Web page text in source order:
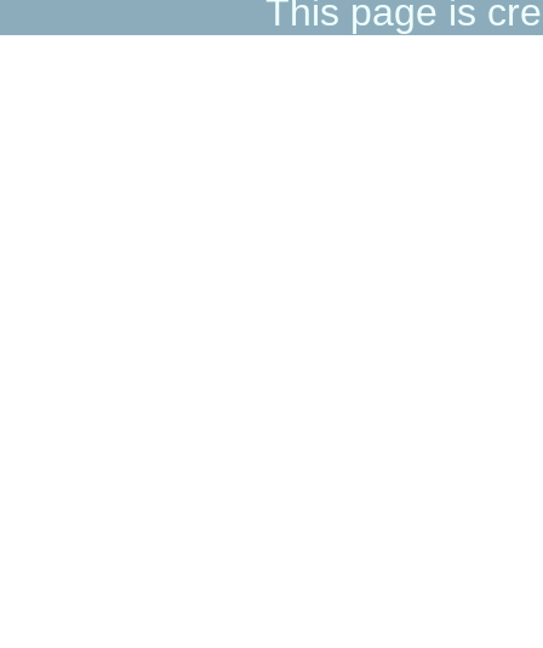
This page is